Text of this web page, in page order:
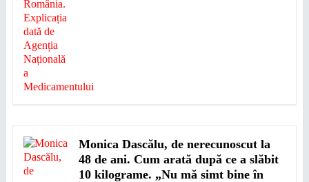
Monica Dascălu, de nerecunoscut la
48 de ani. Cum arată după ce a slăbit
10 kilograme. „Nu mă simt bine în